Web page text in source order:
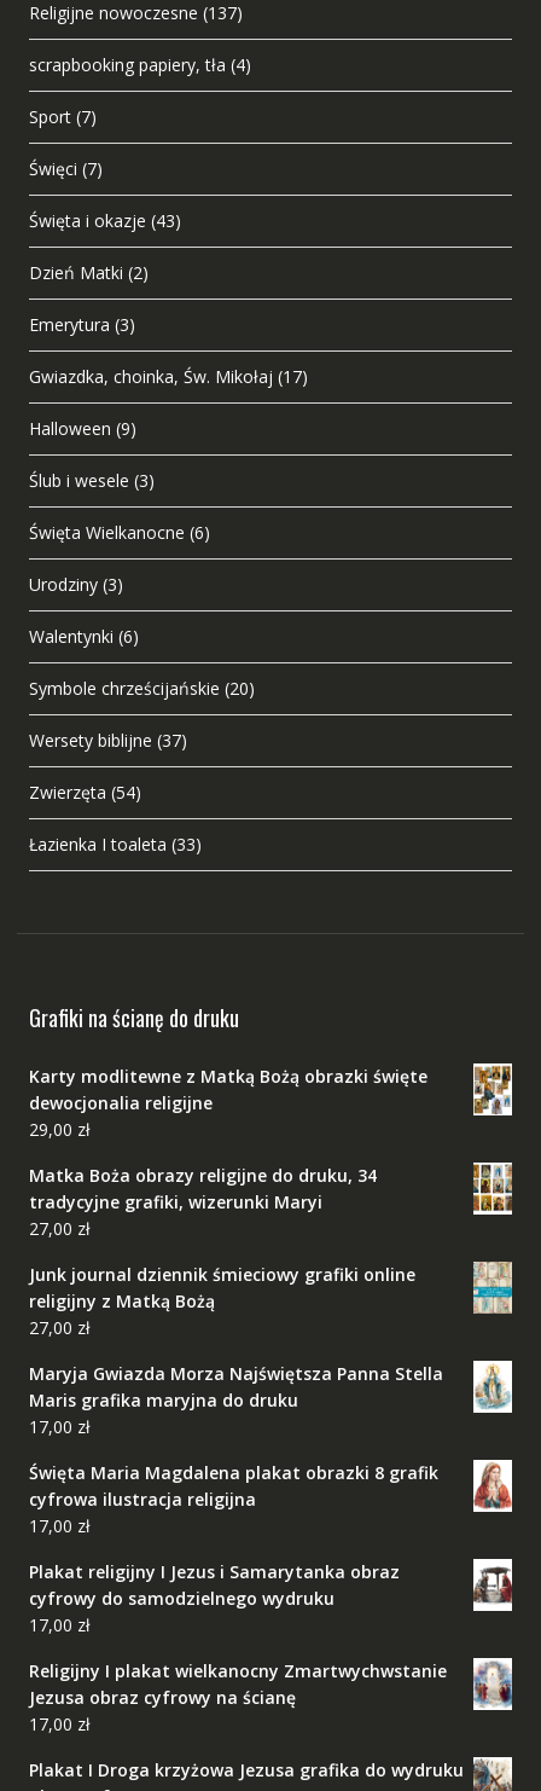
Religijne nowoczesne (137)
scrapbooking papiery, tła (4)
Sport (7)
Święci (7)
Święta i okazje (43)
Dzień Matki (2)
Emerytura (3)
Gwiazdka, choinka, Św. Mikołaj (17)
Halloween (9)
Ślub i wesele (3)
Święta Wielkanocne (6)
Urodziny (3)
Walentynki (6)
Symbole chrześcijańskie (20)
Wersety biblijne (37)
Zwierzęta (54)
Łazienka I toaleta (33)
Grafiki na ścianę do druku
Karty modlitewne z Matką Bożą obrazki święte
dewocjonalia religijne
29,00 zł
Matka Boża obrazy religijne do druku, 34
tradycyjne grafiki, wizerunki Maryi
27,00 zł
Junk journal dziennik śmieciowy grafiki online
religijny z Matką Bożą
27,00 zł
Maryja Gwiazda Morza Najświętsza Panna Stella
Maris grafika maryjna do druku
17,00 zł
Święta Maria Magdalena plakat obrazki 8 grafik
cyfrowa ilustracja religijna
17,00 zł
Plakat religijny I Jezus i Samarytanka obraz
cyfrowy do samodzielnego wydruku
17,00 zł
Religijny I plakat wielkanocny Zmartwychwstanie
Jezusa obraz cyfrowy na ścianę
17,00 zł
Plakat I Droga krzyżowa Jezusa grafika do wydruku